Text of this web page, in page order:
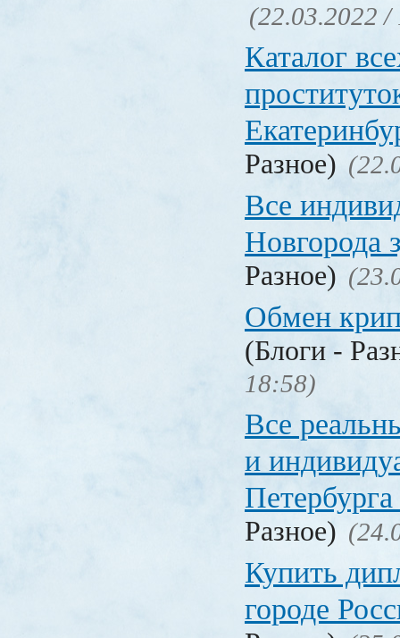
(22.03.2022 /
Каталог
Разное)
Все
Новгорода
Разное)
Обмен
(Блоги -
18:58)
Все
и
Петербурга
Разное)
Купить
городе